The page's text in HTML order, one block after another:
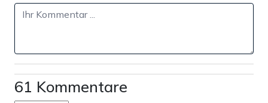
61 Kommentare